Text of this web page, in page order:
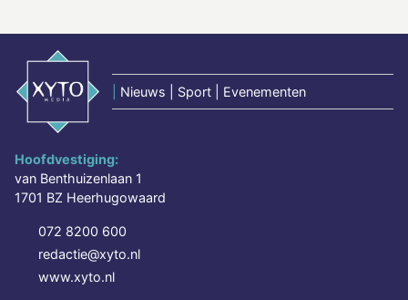
Nieuws | Sport | Evenementen
Hoofdvestiging:
van Benthuizenlaan 1
1701 BZ Heerhugowaard
072 8200 600
redactie@xyto.nl
www.xyto.nl